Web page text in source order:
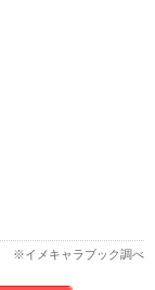
※イメキャラブック調べ